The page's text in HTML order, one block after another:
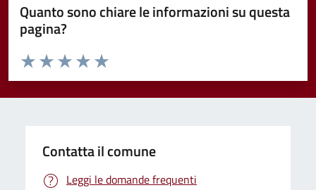
Quanto sono chiare le informazioni su questa
pagina?
Valuta da 1 a 5 stelle la pagina
Valuta 5 stelle su 5
Valuta 4 stelle su 5
Valuta 3 stelle su 5
Valuta 2 stelle su 5
Valuta 1 stelle su 5
Contatta il comune
Leggi le domande frequenti